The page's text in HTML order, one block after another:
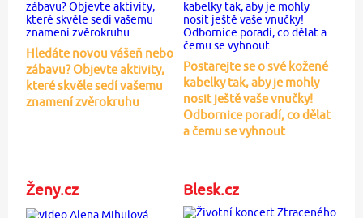
Hledáte novou vášeň nebo
zábavu? Objevte aktivity,
které skvěle sedí vašemu
znamení zvěrokruhu
Postarejte se o své kožené
kabelky tak, aby je mohly
nosit ještě vaše vnučky!
Odbornice poradí, co dělat
a čemu se vyhnout
Ženy.cz Blesk.cz